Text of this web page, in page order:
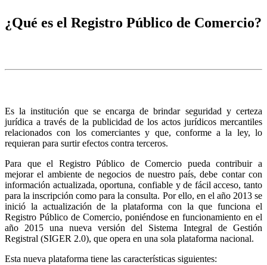
¿Qué es el Registro Público de Comercio?
Es la institución que se encarga de brindar seguridad y certeza
jurídica a través de la publicidad de los actos jurídicos mercantiles
relacionados con los comerciantes y que, conforme a la ley, lo
requieran para surtir efectos contra terceros.
Para que el Registro Público de Comercio pueda contribuir a
mejorar el ambiente de negocios de nuestro país, debe contar con
información actualizada, oportuna, confiable y de fácil acceso, tanto
para la inscripción como para la consulta. Por ello, en el año 2013 se
inició la actualización de la plataforma con la que funciona el
Registro Público de Comercio, poniéndose en funcionamiento en el
año 2015 una nueva versión del Sistema Integral de Gestión
Registral (SIGER 2.0), que opera en una sola plataforma nacional.
Esta nueva plataforma tiene las características siguientes: